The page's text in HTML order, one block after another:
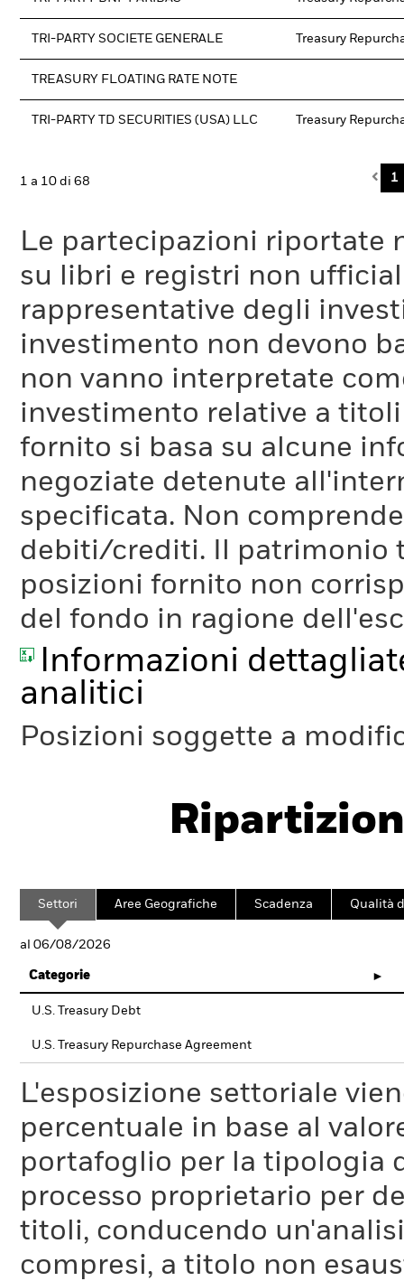
TRI-PARTY SOCIETE GENERALE Treasury
TREASURY FLOATING RATE NOTE
TRI-PARTY TD SECURITIES (USA) LLC Treasury
1 a 10 di 68 1
Le partecipazioni riportate
su libri e registri non
rappresentative degli
investimento non devono
non vanno interpretate
investimento relative a
fornito si basa su alcune
negoziate detenute
specificata. Non
debiti/crediti. Il patrimonio
posizioni fornito non
del fondo in ragione
Informazioni
analitici
Posizioni soggette a
Settori Aree Geografiche Scadenza Qualità
al 06/08/2026
Categorie
U.S. Treasury Debt
U.S. Treasury Repurchase Agreement
L'esposizione settoriale
percentuale in base al
portafoglio per la tipologia
processo proprietario per
titoli, conducendo
compresi, a titolo non